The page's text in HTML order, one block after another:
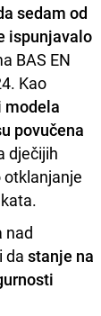
sedam od
ispunjavalo
BAS EN
Kao
modela
povučena
dječijih
otklanjanje
nad
da stanje na